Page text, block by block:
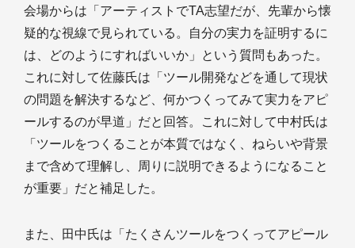
会場からは「アーティストでTA志望だが、先輩から懐
疑的な視線で見られている。自分の実力を証明するに
は、どのようにすればいいか」という質問もあった。
これに対して佐藤氏は「ツール開発などを通して現状
の問題を解決するなど、何かつくってみて実力をアピ
ールするのが早道」だと回答。これに対して中村氏は
「ツールをつくることが本質ではなく、ねらいや背景
まで含めて理解し、周りに説明できるようになること
が重要」だと補足した。
また、田中氏は「たくさんツールをつくってアピール